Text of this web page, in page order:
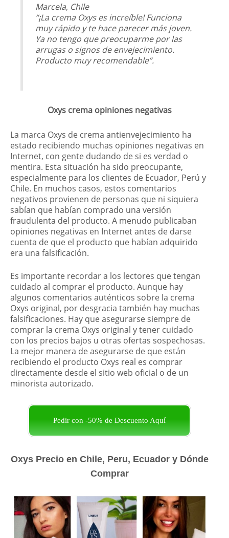
Marcela, Chile
“¡La crema Oxys es increíble! Funciona
muy rápido y te hace parecer más joven.
Ya no tengo que preocuparme por las
arrugas o signos de envejecimiento.
Producto muy recomendable”.
Oxys crema opiniones negativas
La marca Oxys de crema antienvejecimiento ha
estado recibiendo muchas opiniones negativas en
Internet, con gente dudando de si es verdad o
mentira. Esta situación ha sido preocupante,
especialmente para los clientes de Ecuador, Perú y
Chile. En muchos casos, estos comentarios
negativos provienen de personas que ni siquiera
sabían que habían comprado una versión
fraudulenta del producto. A menudo publicaban
opiniones negativas en Internet antes de darse
cuenta de que el producto que habían adquirido
era una falsificación.
Es importante recordar a los lectores que tengan
cuidado al comprar el producto. Aunque hay
algunos comentarios auténticos sobre la crema
Oxys original, por desgracia también hay muchas
falsificaciones. Hay que asegurarse siempre de
comprar la crema Oxys original y tener cuidado
con los precios bajos u otras ofertas sospechosas.
La mejor manera de asegurarse de que están
recibiendo el producto Oxys real es comprar
directamente desde el sitio web oficial o de un
minorista autorizado.
Pedir con -50% de Descuento Aquí
Oxys Precio en Chile, Peru, Ecuador y Dónde
Comprar